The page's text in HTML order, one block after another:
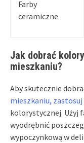
Farby
ceramiczne
Jak dobrać
mieszkaniu?
Aby skutecznie
mieszkaniu,
kolorystycznej. Użyj
wyodrębnić
wypoczynkową w